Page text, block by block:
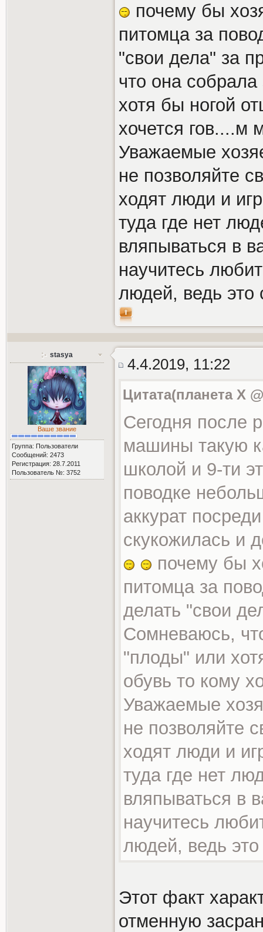
почему бы
питомца за
"свои дела" за
что она
хотя бы ногой
хочется гов....м
Уважаемые
не позволяйте
ходят люди и
туда где нет
вляпываться в
научитесь
людей, ведь это
stasya
Ваше звание
Группа: Пользователи
Сообщений: 2473
Регистрация: 28.7.2011
Пользователь №: 3752
4.4.2019, 11:22
Цитата(планета Х
Сегодня после
машины такую
школой и 9-ти
поводке
аккурат
скукожилась и
почему бы
питомца за
делать "свои
Сомневаюсь,
"плоды" или
обувь то кому
Уважаемые
не позволяйте
ходят люди и
туда где нет
вляпываться в
научитесь
людей, ведь
Этот факт
отменную